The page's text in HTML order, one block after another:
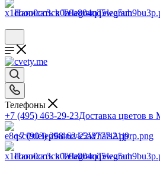
Написать в TelegramTelegram
Телефоны
+7 (495) 463-29-23Доставка цветов в
+7 (903) 268-62-22WhatsApp
Написать в TelegramTelegram